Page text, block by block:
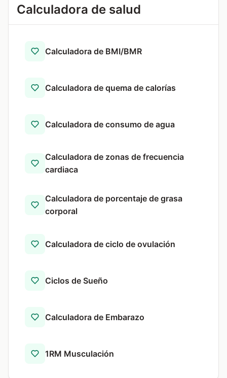
Calculadora de salud
Calculadora de BMI/BMR
Calculadora de quema de calorías
Calculadora de consumo de agua
Calculadora de zonas de frecuencia
cardiaca
Calculadora de porcentaje de grasa
corporal
Calculadora de ciclo de ovulación
Ciclos de Sueño
Calculadora de Embarazo
1RM Musculación